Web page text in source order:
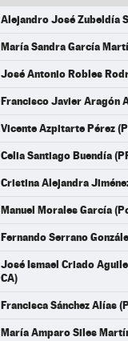
Alejandro José Zubeldía
María Sandra García
José Antonio Robles
Francisco Javier Aragón
Vicente Azpitarte Pérez
Celia Santiago Buendía
Cristina Alejandra
Manuel Morales García
Fernando Serrano
José Ismael Criado
CA)
Francisca Sánchez Alías
María Amparo Siles